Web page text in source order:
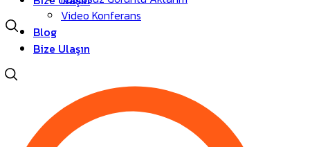
Video Konferans
Blog
Bize Ulaşın